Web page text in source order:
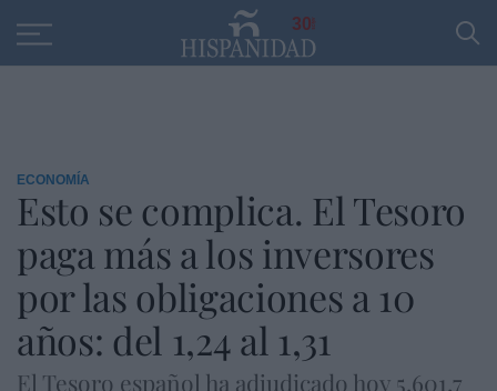
30
ECONOMÍA
Esto se complica. El Tesoro
paga más a los inversores
por las obligaciones a 10
años: del 1,24 al 1,31
El Tesoro español ha adjudicado hoy 5.601,7